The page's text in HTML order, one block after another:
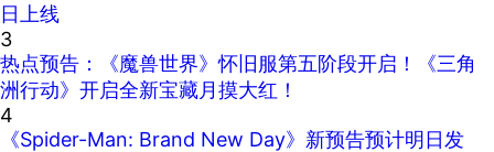
日上线
3
热点预告：《魔兽世界》怀旧服第五阶段开启！《三角
洲行动》开启全新宝藏月摸大红！
4
《Spider-Man: Brand New Day》新预告预计明日发